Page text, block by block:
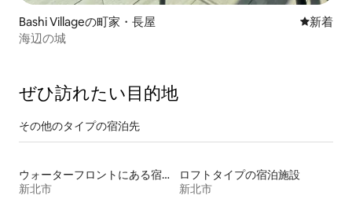
Bashi Villageの町家・長屋 新しい宿
新着
海辺の城
ぜひ訪⁠れ⁠た⁠い目⁠的⁠地
その他のタ⁠イ⁠プ⁠の宿⁠泊⁠先
ウォーターフロントにある宿泊施設
新北市
ロフトタイプの宿泊施設
新北市